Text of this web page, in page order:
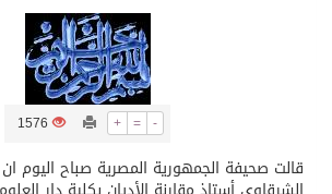
ثلة من الضابطات في الجييش الكويتي
+ = -
1576
قالت صحيفة الجمهورية المصرية صباح اليوم